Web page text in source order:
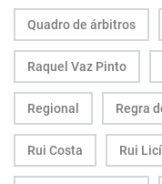
Quadro de árbitros
Raquel Vaz Pinto
Regional Regra
Rui Costa Rui